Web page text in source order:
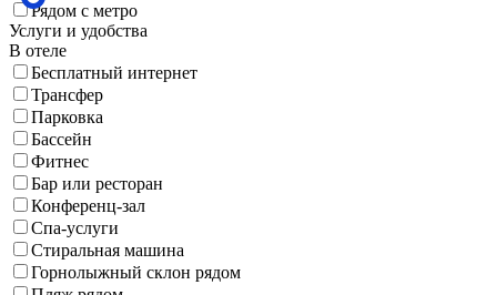
Рядом с метро
Услуги и удобства
В отеле
Бесплатный интернет
Трансфер
Парковка
Бассейн
Фитнес
Бар или ресторан
Конференц-зал
Спа-услуги
Стиральная машина
Горнолыжный склон рядом